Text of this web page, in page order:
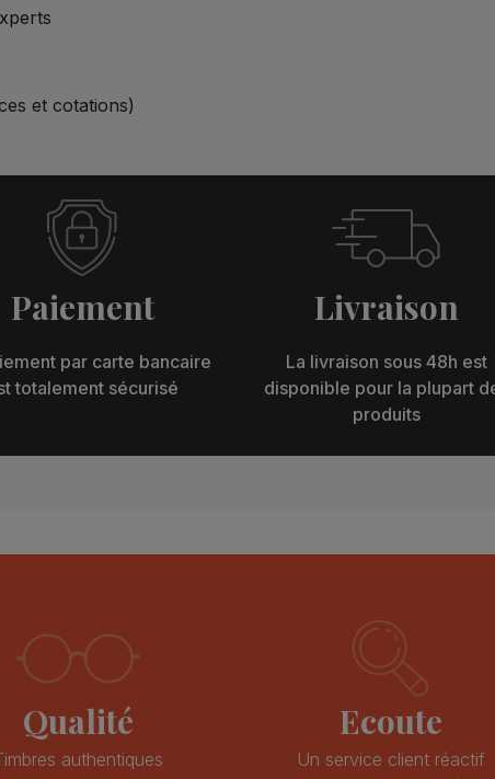
et cotations)
Paiement
par carte bancaire
totalement sécurisé
Livraison
La livraison sous 48h est
disponible pour la plupart
produits
Qualité
authentiques
Ecoute
Un service client réactif